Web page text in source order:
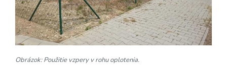
Obrázok: Použitie vzpery v rohu oplotenia.